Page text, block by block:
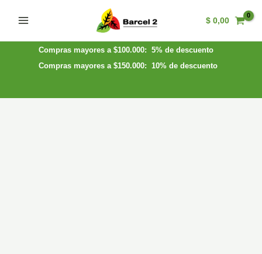
Menu
$ 0,00
Compras mayores a $100.000: 5% de descuento
Compras mayores a $150.000: 10% de descuento